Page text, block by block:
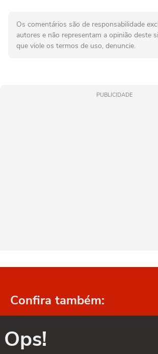
Os comentários são de responsabilidade
autores e não representam a opinião deste
que viole os termos de uso, denuncie.
PUBLICIDADE
Confira também:
Ops!